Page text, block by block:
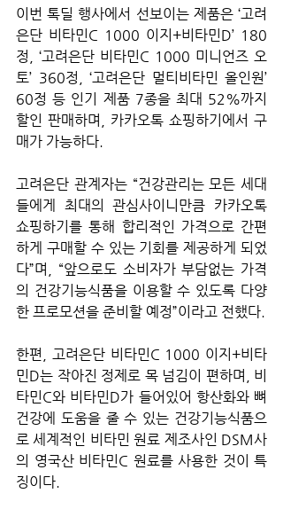
이번 톡딜 행사에서 선보이는 제품은 ‘고려
은단 비타민C 1000 이지+비타민D’ 180
정, ‘고려은단 비타민C 1000 미니언즈 오
토’ 360정, ‘고려은단 멀티비타민 올인원’
60정 등 인기 제품 7종을 최대 52%까지
할인 판매하며, 카카오톡 쇼핑하기에서 구
매가 가능하다.
고려은단 관계자는 “건강관리는 모든 세대
들에게 최대의 관심사이니만큼 카카오톡
쇼핑하기를 통해 합리적인 가격으로 간편
하게 구매할 수 있는 기회를 제공하게 되었
다”며, “앞으로도 소비자가 부담없는 가격
의 건강기능식품을 이용할 수 있도록 다양
한 프로모션을 준비할 예정”이라고 전했다.
한편, 고려은단 비타민C 1000 이지+비타
민D는 작아진 정제로 목 넘김이 편하며, 비
타민C와 비타민D가 들어있어 항산화와 뼈
건강에 도움을 줄 수 있는 건강기능식품으
로 세계적인 비타민 원료 제조사인 DSM사
의 영국산 비타민C 원료를 사용한 것이 특
징이다.